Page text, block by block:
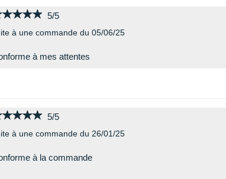
5/5
à une commande du 05/06/25
à mes attentes
5/5
à une commande du 26/01/25
à la commande